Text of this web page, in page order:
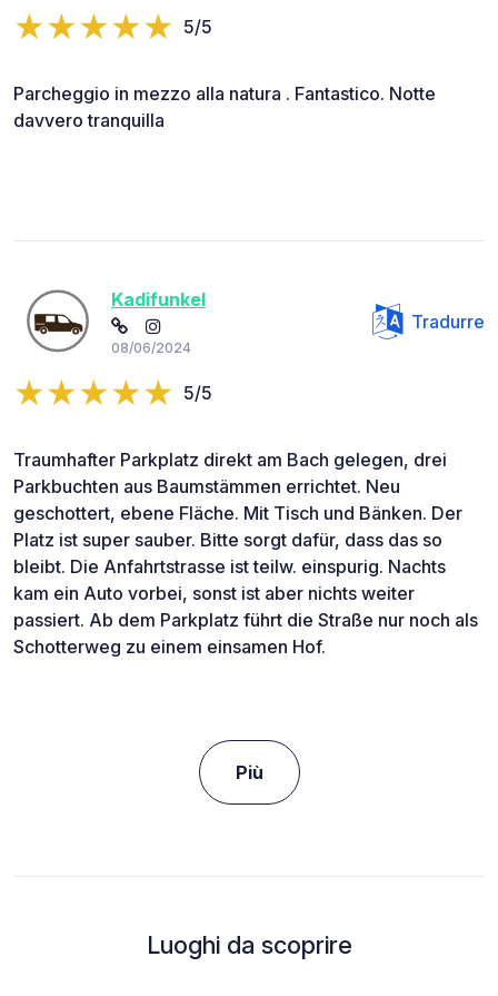
5/5
Parcheggio in mezzo alla natura . Fantastico. Notte
davvero tranquilla
Kadifunkel
08/06/2024
Tradurre
5/5
Traumhafter Parkplatz direkt am Bach gelegen, drei
Parkbuchten aus Baumstämmen errichtet. Neu
geschottert, ebene Fläche. Mit Tisch und Bänken. Der
Platz ist super sauber. Bitte sorgt dafür, dass das so
bleibt. Die Anfahrtstrasse ist teilw. einspurig. Nachts
kam ein Auto vorbei, sonst ist aber nichts weiter
passiert. Ab dem Parkplatz führt die Straße nur noch als
Schotterweg zu einem einsamen Hof.
Più
Luoghi da scoprire